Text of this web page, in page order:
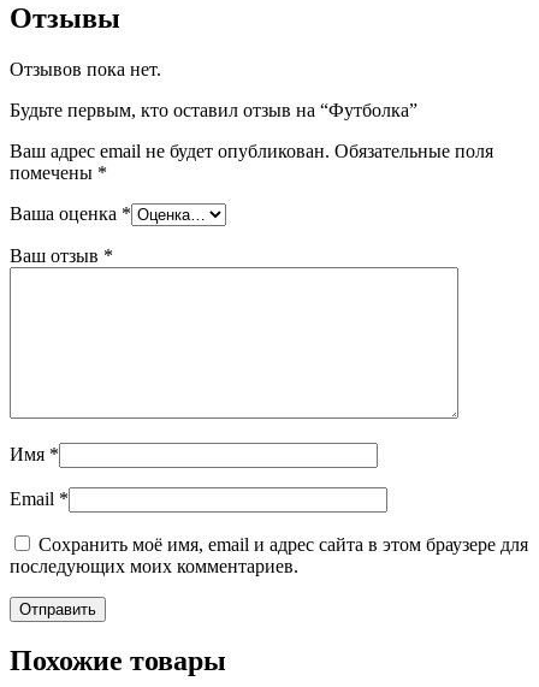
Отзывы
Отзывов пока нет.
Будьте первым, кто оставил отзыв на “Футболкa”
Ваш адрес email не будет опубликован. Обязательные поля
помечены *
Ваша оценка *
Ваш отзыв *
Имя *
Email *
Сохранить моё имя, email и адрес сайта в этом браузере для
последующих моих комментариев.
Похожие товары